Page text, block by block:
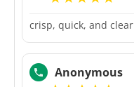
crisp, quick, and
Anonymous